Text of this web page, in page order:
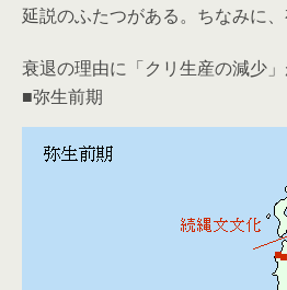
延説のふたつがある。ちなみに
衰退の理由に「クリ生産の減少
■弥生前期